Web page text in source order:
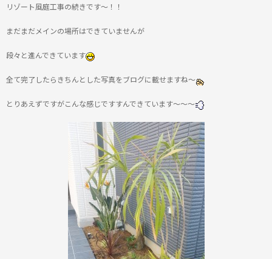
リゾート風庭工事の続きです～！！
まだまだメインの場所はできていませんが
段々と進んできています
全て完了したらきちんとした写真をブログに載せますね～
とりあえずですがこんな感じですすんできています～～～